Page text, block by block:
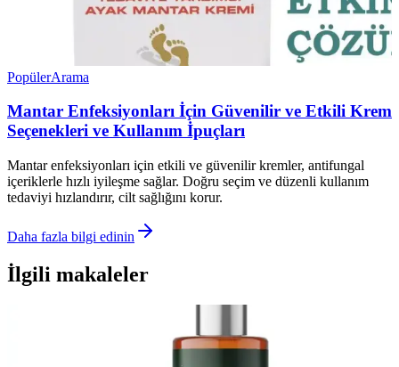
PopülerArama
Mantar Enfeksiyonları İçin Güvenilir ve Etkili Krem
Seçenekleri ve Kullanım İpuçları
Mantar enfeksiyonları için etkili ve güvenilir kremler, antifungal
içeriklerle hızlı iyileşme sağlar. Doğru seçim ve düzenli kullanım
tedaviyi hızlandırır, cilt sağlığını korur.
Daha fazla bilgi edinin
İlgili makaleler